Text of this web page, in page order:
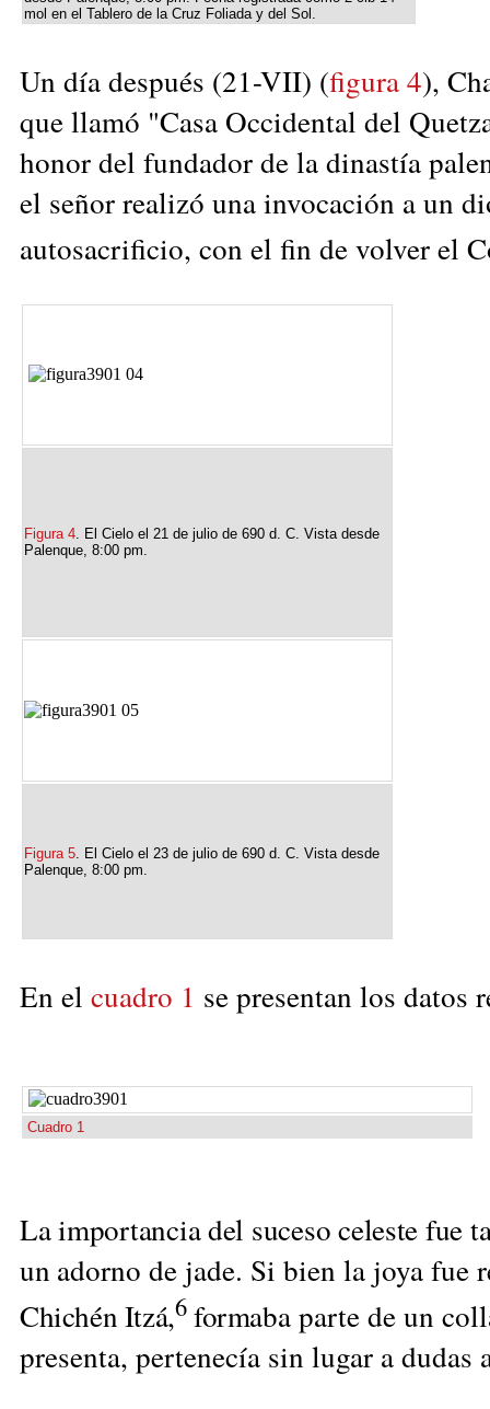
mol en el Tablero de la Cruz Foliada y del Sol.
Un día después (21-VII) (figura 4),
que llamó "Casa Occidental del
honor del fundador de la dinastía
el señor realizó una invocación a un
autosacrificio, con el fin de volver el
Figura 4. El Cielo el 21 de julio de 690 d. C. Vista desde
Palenque, 8:00 pm.
Figura 5. El Cielo el 23 de julio de 690 d. C. Vista desde
Palenque, 8:00 pm.
En el cuadro 1 se presentan los datos
Cuadro 1
La importancia del suceso celeste fue
un adorno de jade. Si bien la joya fue
Chichén Itzá,6formaba parte de un
presenta, pertenecía sin lugar a